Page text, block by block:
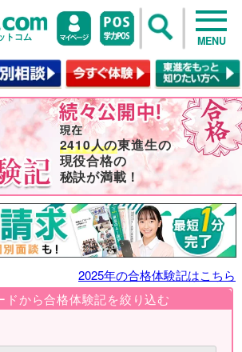
トコム MENU
2410人の東進生の
現役合格の
秘訣が満載！
2025年の合格体験記はこちら
ドから合格体験記を絞り込む